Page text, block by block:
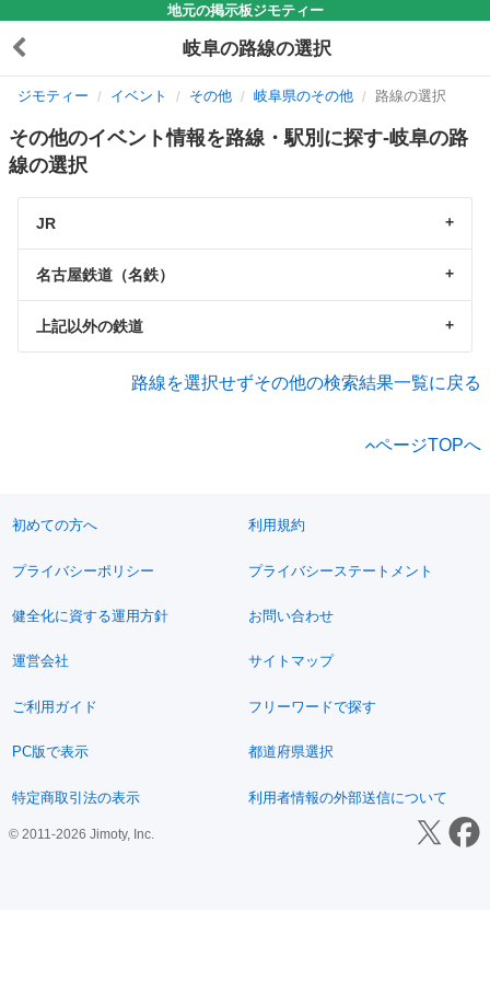
地元の掲示板ジモティー
岐阜の路線の選択
ジモティー イベント その他 岐阜県のその他 路線の選択
その他のイベント情報を路線・駅別に探す-岐阜の路
線の選択
JR
名古屋鉄道（名鉄）
上記以外の鉄道
路線を選択せずその他の検索結果一覧に戻る
ページTOPへ
初めての方へ 利用規約
プライバシーポリシー プライバシーステートメント
健全化に資する運用方針 お問い合わせ
運営会社 サイトマップ
ご利用ガイド フリーワードで探す
PC版で表示 都道府県選択
特定商取引法の表示 利用者情報の外部送信について
© 2011-2026 Jimoty, Inc.